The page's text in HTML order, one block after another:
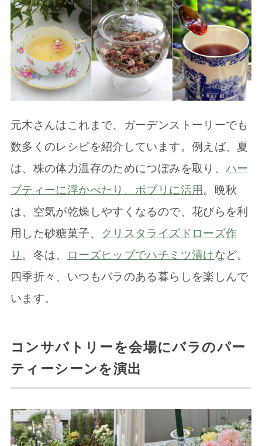
元木さんはこれまで、ガーデンストーリーでも
数多くのレシピを紹介しています。例えば、夏
は、株の体力温存のためにつぼみを取り、ハー
ブティーに浮かべたり、ポプリに活用 。晩秋
は、空気が乾燥しやすくなるので、花びらを利
用した砂糖菓子、 クリスタライズドローズ作
り 。冬は、 ローズヒップでハチミツ漬けなど。
四季折々、いつもバラのある暮らしを楽しんで
います。
コンサバトリーを会場にバラのパー
ティーシーンを演出